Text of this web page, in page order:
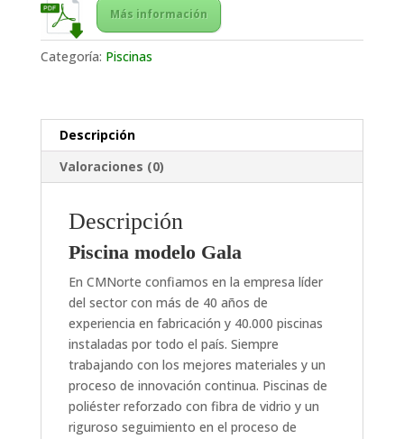
Más información
Categoría: Piscinas
Descripción
Valoraciones (0)
Descripción
Piscina modelo Gala
En CMNorte confiamos en la empresa líder
del sector con más de 40 años de
experiencia en fabricación y 40.000 piscinas
instaladas por todo el país. Siempre
trabajando con los mejores materiales y un
proceso de innovación continua. Piscinas de
poliéster reforzado con fibra de vidrio y un
riguroso seguimiento en el proceso de